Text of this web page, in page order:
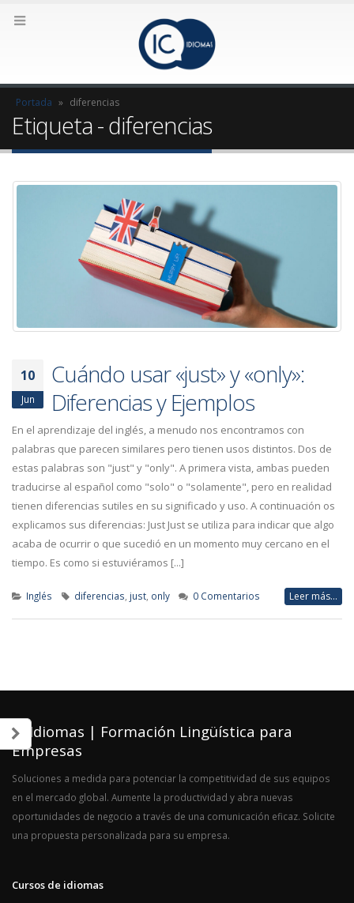
Portada » diferencias
Etiqueta - diferencias
10
Jun
Cuándo usar «just» y «only»:
Diferencias y Ejemplos
En el aprendizaje del inglés, a menudo nos encontramos con
palabras que parecen similares pero tienen usos distintos. Dos de
estas palabras son "just" y "only". A primera vista, ambas pueden
traducirse al español como "solo" o "solamente", pero en realidad
tienen diferencias sutiles en su significado y uso. A continuación os
explicamos sus diferencias: Just Just se utiliza para indicar que algo
acaba de ocurrir o que sucedió en un momento muy cercano en el
tiempo. Es como si estuviéramos [...]
Inglés diferencias just only 0 Comentarios Leer más...
IC Idiomas | Formación Lingüística para
Empresas
Soluciones a medida para potenciar la competitividad de sus equipos
en el mercado global. Aumente la productividad y abra nuevas
oportunidades de negocio a través de una comunicación eficaz. Solicite
una propuesta personalizada para su empresa.
Cursos de idiomas